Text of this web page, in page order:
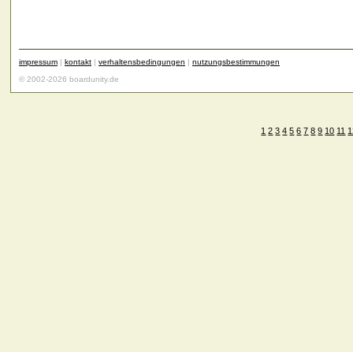
impressum | kontakt | verhaltensbedingungen | nutzungsbestimmungen
© 2002-2026 boardunity.de
1 2 3 4 5 6 7 8 9 10 11